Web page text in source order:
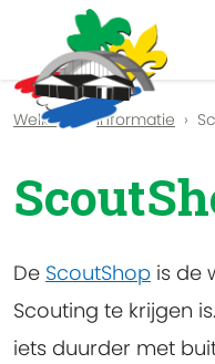
Previous
Welkom Informatie
De ScoutShop is de
Scouting te krijgen
iets duurder met